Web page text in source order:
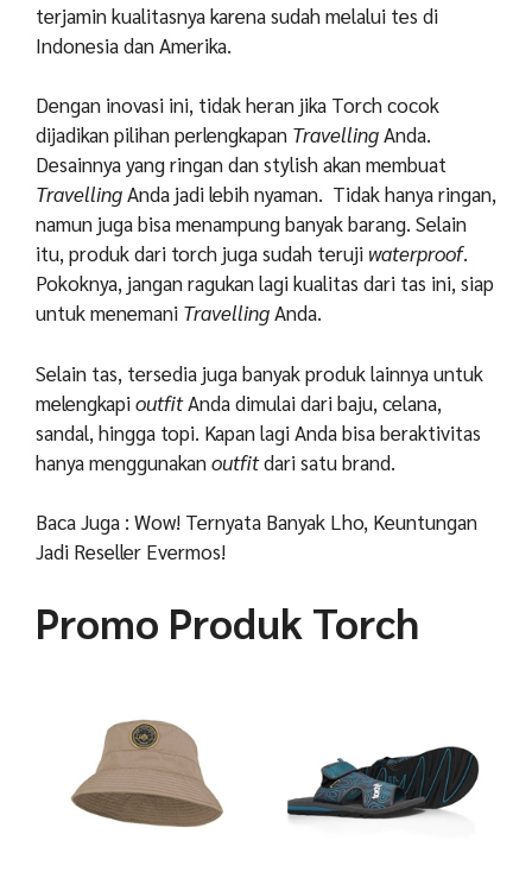
terjamin kualitasnya karena sudah melalui tes di
Indonesia dan Amerika.
Dengan inovasi ini, tidak heran jika Torch cocok
dijadikan pilihan perlengkapan TravellingAnda.
Desainnya yang ringan dan stylish akan membuat
TravellingAnda jadi lebih nyaman. Tidak hanya ringan,
namun juga bisa menampung banyak barang. Selain
itu, produk dari torch juga sudah teruji waterproof.
Pokoknya, jangan ragukan lagi kualitas dari tas ini, siap
untuk menemani TravellingAnda.
Selain tas, tersedia juga banyak produk lainnya untuk
melengkapioutfitAnda dimulai dari baju, celana,
sandal, hingga topi. Kapan lagi Anda bisa beraktivitas
hanya menggunakanoutfitdari satu brand.
Baca Juga : Wow! Ternyata Banyak Lho, Keuntungan
Jadi Reseller Evermos!
Promo Produk Torch